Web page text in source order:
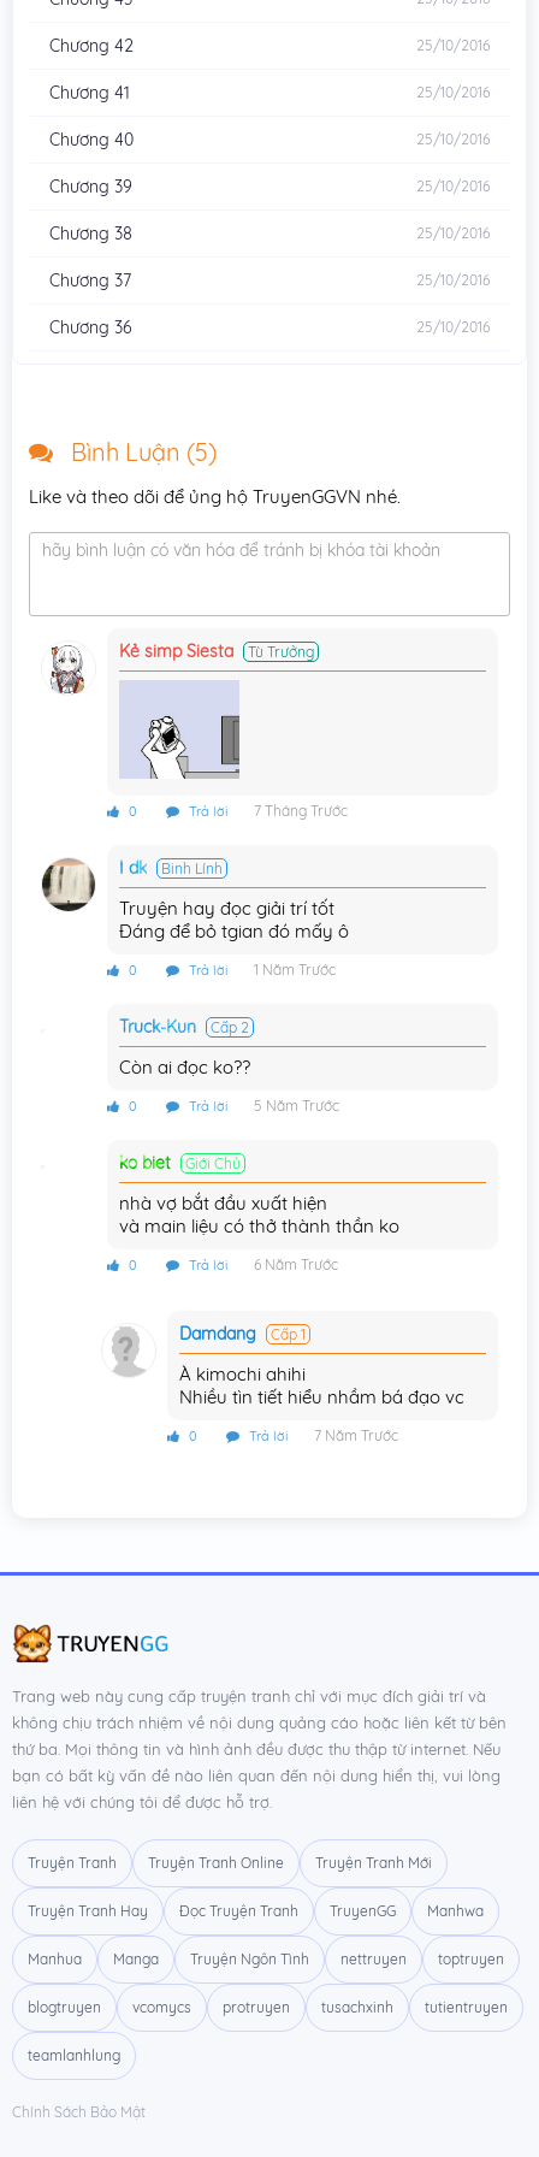
Chương 42 25/10/2016
Chương 41 25/10/2016
Chương 40 25/10/2016
Chương 39 25/10/2016
Chương 38 25/10/2016
Chương 37 25/10/2016
Chương 36 25/10/2016
Chương 33
Chương 31 25/10/2016
Chương 29
Chương 24 25/10/2016
Chương 23
Chương 21
Chương 20
Chương 18
Chương 17
Chương 16
Chương 14 22/03/2015
22/03/2015
Chương 8
Chương 7 22/03/2015
Chương 6
Chương 5 22/03/2015
Chương 3 22/03/2015
Chương 2 22/03/2015
Chương 1 22/03/2015
Bình Luận (5)
Like và theo dõi để ủng hộ TruyenGGVN nhé.
hãy bình luận có văn hóa để tránh bị khóa tài khoản
Kẻ simp Siesta Tù Trưởng
0 Trả lời 7 Tháng Trước
I dk Binh Lính
Truyện hay đọc giải trí tốt
Đáng để bỏ tgian đó mấy ô
0 Trả lời 1 Năm Trước
Truck-Kun Cấp 2
Còn ai đọc ko??
0 Trả lời 5 Năm Trước
ko biet Giới Chủ
nhà vợ bắt đầu xuất hiện
và main liệu có thở thành thần ko
0 Trả lời 6 Năm Trước
Damdang Cấp 1
À kimochi ahihi
Nhiều tìn tiết hiểu nhầm bá đạo vc
0 Trả lời 7 Năm Trước
Trang web này cung cấp truyện tranh chỉ với mục đích giải trí và
không chịu trách nhiệm về nội dung quảng cáo hoặc liên kết từ bên
thứ ba. Mọi thông tin và hình ảnh đều được thu thập từ internet. Nếu
bạn có bất kỳ vấn đề nào liên quan đến nội dung hiển thị, vui lòng
liên hệ với chúng tôi để được hỗ trợ.
Truyện Tranh Truyện Tranh Online Truyện Tranh Mới
Truyện Tranh Hay Đọc Truyện Tranh TruyenGG Manhwa
Manhua Manga Truyện Ngôn Tình nettruyen toptruyen
blogtruyen vcomycs protruyen tusachxinh tutientruyen
teamlanhlung
Chính Sách Bảo Mật